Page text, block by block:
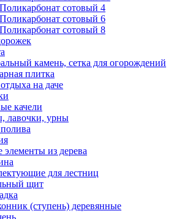
Поликарбонат сотовый 4
Поликарбонат сотовый 6
Поликарбонат сотовый 8
камень, сетка для огорождений
плитка
на даче
качели
лавочки, урны
из дерева
для лестниц
щит
(ступень) деревянные